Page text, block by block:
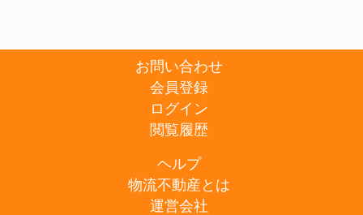
お問い合わせ
会員登録
ログイン
閲覧履歴
ヘルプ
物流不動産とは
運営会社